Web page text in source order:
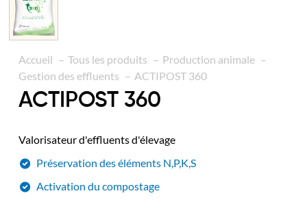
Accueil Tous les produits
Production animale
Gestion des effluents
ACTIPOST 360
ACTIPOST 360
Valorisateur d'effluents d'élevage
Préservation des éléments N,P,K,S
Activation du compostage